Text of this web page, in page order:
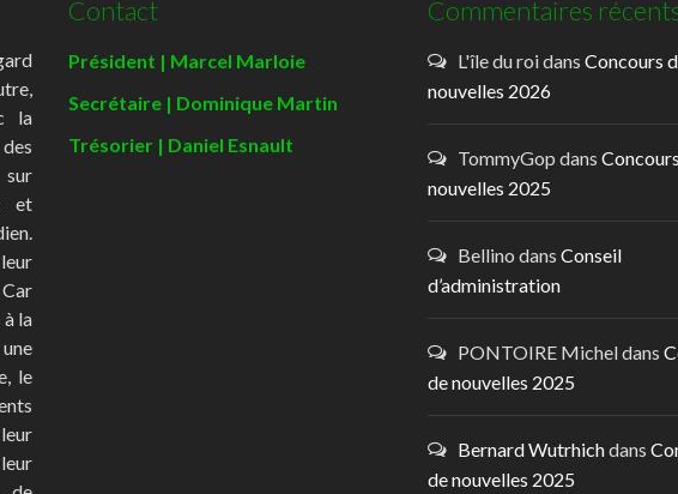
la
et
la
le
Contact
Président | Marcel Marloie
Secrétaire | Dominique Martin
Trésorier | Daniel Esnault
Commentaires
L'île du roidans Concours
nouvelles 2026
TommyGop dans
nouvelles 2025
Bellino dans Conseil
d’administration
PONTOIRE Micheldans
de nouvelles 2025
Bernard Wutrhichdans
de nouvelles 2025